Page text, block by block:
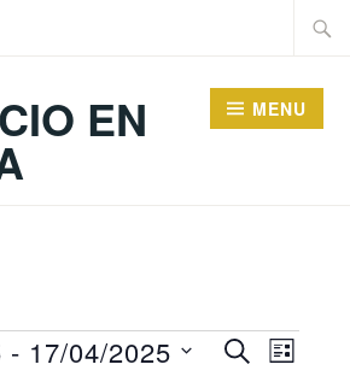
EN MENU
PROCURAR
LIST
- 17/04/2025